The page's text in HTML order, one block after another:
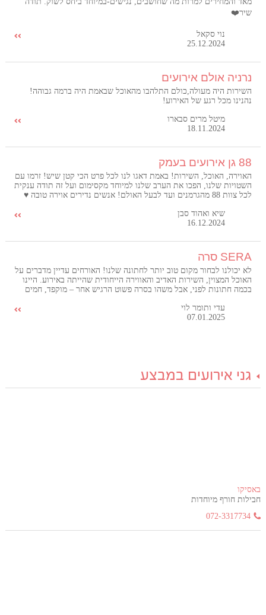
שיר❤️
נוי סקאל
25.12.2024
נרניה אולם אירועים
השירות היה מעולה,כולם התלהבו מהאוכל שבאמת היה ברמה גבוהה!
נהנינו מכל רגע של האירוע!
מיטל מרים סבארו
18.11.2024
88 גן אירועים בעמק
האוירה, האוכל, השירות! באמת דאגו לנו לכל פרט הכי קטן שיש! זרמו עם
השטויות שלנו, הפכו את הערב שלנו למיוחד מקסימום ועל זה תודה ענקית
לכל צוות 88 מהגרמנים ועד לבעל האולם! אנשים נדירים אוירה טובה ♥️
שיא ואהוד סבן
16.12.2024
SERA סרה
לא יכולנו לבחור מקום טוב יותר לחתונה שלנו! האורחים עדיין מדברים על
האוכל המצוין, השירות האדיב והאווירה הייחודית שהייתה באירוע. היינו
בכמה חתונות לפני, אבל משהו בסרה פשוט הרגיש אחר – מוקפד, חמים
המאושר בחיינו, וממליצים לכל זוג לעשות את אותו הדבר!
עדי ותומר לוי
07.01.2025
גני אירועים במבצע
באסיקו
חבילות חורף מיוחדות
072-3317734